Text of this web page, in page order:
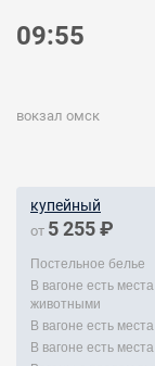
09:55
вокзал омск
купейный
от 5 255 ₽
Постельное белье
В вагоне есть
животными
В вагоне есть
В вагоне есть